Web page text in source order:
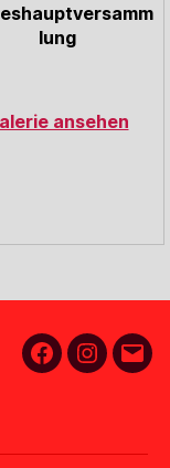
lung
ansehen
FacebookE-